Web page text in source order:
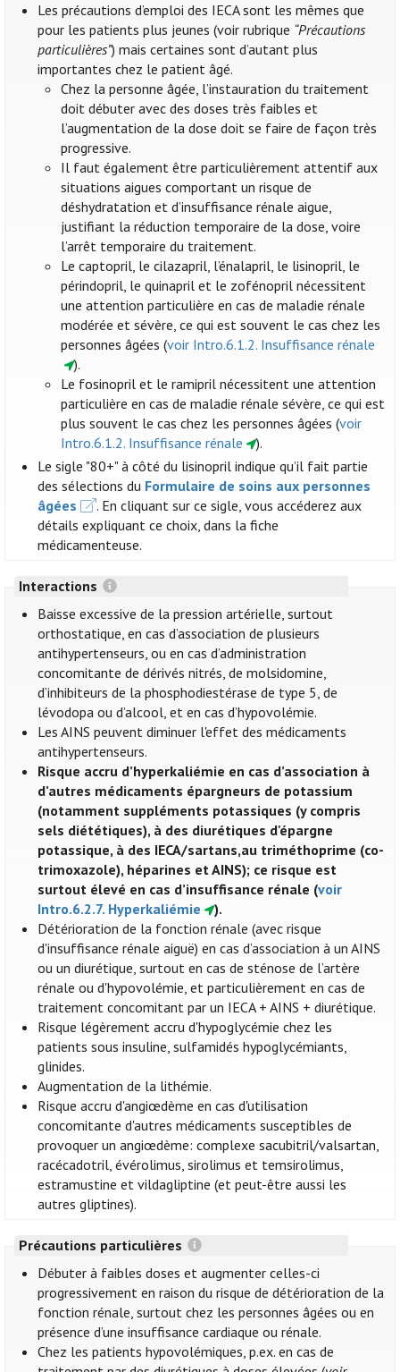
Les précautions d’emploi des IECA sont les mêmes que
pour les patients plus jeunes (voir rubrique “Précautions
particulières”) mais certaines sont d’autant plus
importantes chez le patient âgé.
Chez la personne âgée, l’instauration du traitement
doit débuter avec des doses très faibles et
l’augmentation de la dose doit se faire de façon très
progressive.
Il faut également être particulièrement attentif aux
situations aigues comportant un risque de
déshydratation et d’insuffisance rénale aigue,
justifiant la réduction temporaire de la dose, voire
l’arrêt temporaire du traitement.
Le captopril, le cilazapril, l’énalapril, le lisinopril, le
périndopril, le quinapril et le zofénopril nécessitent
une attention particulière en cas de maladie rénale
modérée et sévère, ce qui est souvent le cas chez les
personnes âgées (voir Intro.6.1.2. Insuffisance rénale
).
Le fosinopril et le ramipril nécessitent une attention
particulière en cas de maladie rénale sévère, ce qui est
plus souvent le cas chez les personnes âgées (voir
Intro.6.1.2. Insuffisance rénale
).
Le sigle "80+" à côté du lisinopril indique qu’il fait partie
des sélections du Formulaire de soins aux personnes
âgées
. En cliquant sur ce sigle, vous accéderez aux
détails expliquant ce choix, dans la fiche
médicamenteuse.
Interactions
Baisse excessive de la pression artérielle, surtout
orthostatique, en cas d’association de plusieurs
antihypertenseurs, ou en cas d’administration
concomitante de dérivés nitrés, de molsidomine,
d’inhibiteurs de la phosphodiestérase de type 5, de
lévodopa ou d’alcool, et en cas d’hypovolémie.
Les AINS peuvent diminuer l'effet des médicaments
antihypertenseurs.
Risque accru d’hyperkaliémie en cas d’association à
d’autres médicaments épargneurs de potassium
(notamment suppléments potassiques (y compris
sels diététiques), à des diurétiques d'épargne
potassique, à des IECA/sartans,au triméthoprime (co-
trimoxazole), héparines et AINS); ce risque est
surtout élevé en cas d’insuffisance rénale (voir
Intro.6.2.7. Hyperkaliémie
).
Détérioration de la fonction rénale (avec risque
d'insuffisance rénale aiguë) en cas d’association à un AINS
ou un diurétique, surtout en cas de sténose de l’artère
rénale ou d'hypovolémie, et particulièrement en cas de
traitement concomitant par un IECA + AINS + diurétique.
Risque légèrement accru d'hypoglycémie chez les
patients sous insuline, sulfamidés hypoglycémiants,
glinides.
Augmentation de la lithémie.
Risque accru d'angiœdème en cas d'utilisation
concomitante d'autres médicaments susceptibles de
provoquer un angiœdème: complexe sacubitril/valsartan,
racécadotril, évérolimus, sirolimus et temsirolimus,
estramustine et vildagliptine (et peut-être aussi les
autres gliptines).
Précautions particulières
Débuter à faibles doses et augmenter celles-ci
progressivement en raison du risque de détérioration de la
fonction rénale, surtout chez les personnes âgées ou en
présence d’une insuffisance cardiaque ou rénale.
Chez les patients hypovolémiques, p.ex. en cas de